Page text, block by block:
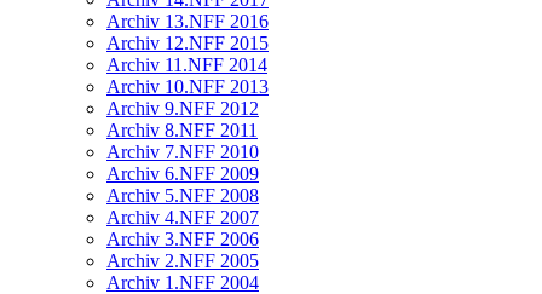
Archiv 13.NFF 2016
Archiv 12.NFF 2015
Archiv 11.NFF 2014
Archiv 10.NFF 2013
Archiv 9.NFF 2012
Archiv 8.NFF 2011
Archiv 7.NFF 2010
Archiv 6.NFF 2009
Archiv 5.NFF 2008
Archiv 4.NFF 2007
Archiv 3.NFF 2006
Archiv 2.NFF 2005
Archiv 1.NFF 2004